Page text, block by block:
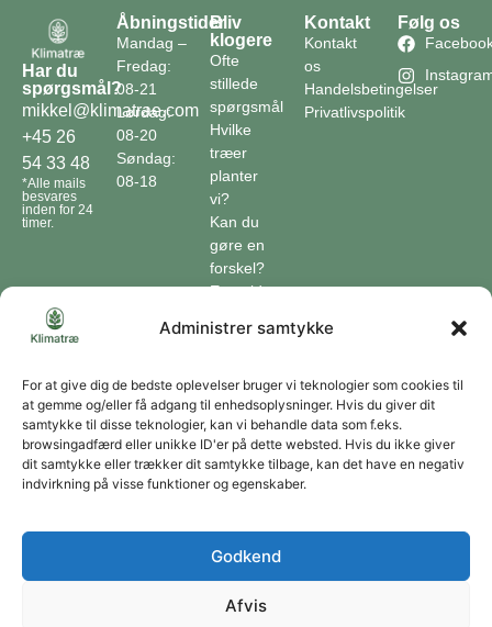
Administrer samtykke
For at give dig de bedste oplevelser bruger vi teknologier som cookies til
at gemme og/eller få adgang til enhedsoplysninger. Hvis du giver dit
samtykke til disse teknologier, kan vi behandle data som f.eks.
browsingadfærd eller unikke ID'er på dette websted. Hvis du ikke giver
dit samtykke eller trækker dit samtykke tilbage, kan det have en negativ
indvirkning på visse funktioner og egenskaber.
Godkend
Afvis
Har du
spørgsmål?
mikkel@klimatrae.com
+45 26
54 33 48
*Alle mails
besvares
inden for 24
timer.
Åbningstider
Mandag –
Fredag:
08-21
Lørdag:
08-20
Søndag:
08-18
Bliv
klogere
Ofte
stillede
spørgsmål
Hvilke
træer
planter
vi?
Kan du
gøre en
forskel?
En guide
Klimaordbogen
optager
træer
co2?
Kontakt
Kontakt
os
Handelsbetingelser
Privatlivspolitik
Følg os
Forbliv forbundet